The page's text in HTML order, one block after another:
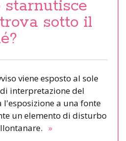
sotto il
viene esposto al sole
interpretazione del
l'esposizione a una fonte
un elemento di disturbo
»